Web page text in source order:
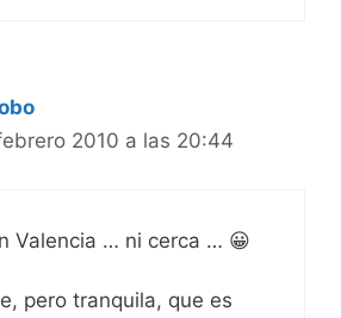
2010 a las 20:44
Valencia … ni cerca … 😀
pero tranquila, que es